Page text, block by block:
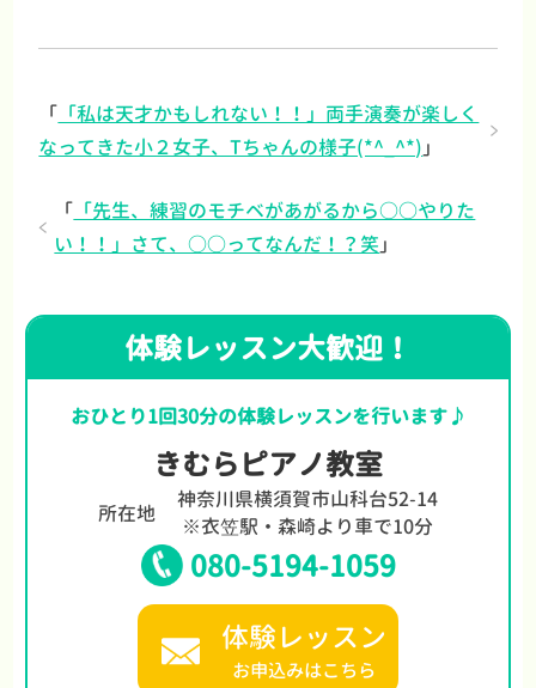
「 「私は天才かもしれない！！」両手演奏が楽しく
なってきた小２女子、Tちゃんの様子(*^_^*) 」
「 「先生、練習のモチベがあがるから○○やりた
い！！」さて、○○ってなんだ！？笑 」
体験レッスン大歓迎！
おひとり1回30分の体験レッスンを行います♪
きむらピアノ教室
所在地
神奈川県横須賀市山科台52-14
※衣笠駅・森崎より車で10分
080-5194-1059
体験レッスン
お申込みはこちら